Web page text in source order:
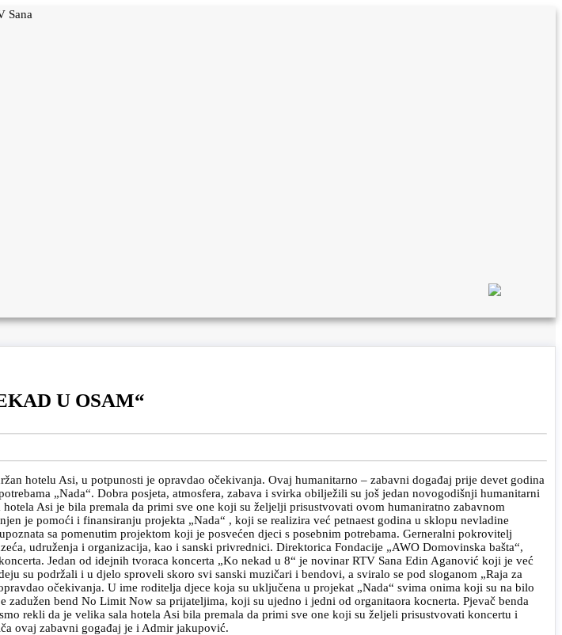
U OSAM“
hotelu Asi, u potpunosti je opravdao očekivanja. Ovaj humanitarno – zabavni događaj prije devet godina
„Nada“. Dobra posjeta, atmosfera, zabava i svirka obilježili su još jedan novogodišnji humanitarni
Asi je bila premala da primi sve one koji su željelji prisustvovati ovom humaniratno zabavnom
je pomoći i finansiranju projekta „Nada“ , koji se realizira već petnaest godina u sklopu nevladine
sa pomenutim projektom koji je posvećen djeci s posebnim potrebama. Gerneralni pokrovitelj
udruženja i organizacija, kao i sanski privrednici. Direktorica Fondacije „AWO Domovinska bašta“,
Jedan od idejnih tvoraca koncerta „Ko nekad u 8“ je novinar RTV Sana Edin Aganović koji je već
su podržali i u djelo sproveli skoro svi sanski muzičari i bendovi, a sviralo se pod sloganom „Raja za
očekivanja. U ime roditelja djece koja su uključena u projekat „Nada“ svima onima koji su na bilo
bend No Limit Now sa prijateljima, koji su ujedno i jedni od organitaora kocnerta. Pjevač benda
rekli da je velika sala hotela Asi bila premala da primi sve one koji su željeli prisustvovati koncertu i
ovaj zabavni gogađaj je i Admir jakupović.